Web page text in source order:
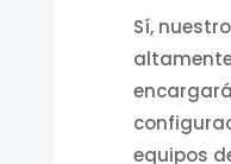
Sí,
equipos